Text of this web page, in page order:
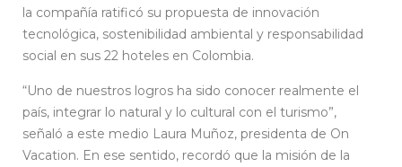
la compañía ratificó su propuesta de innovación
tecnológica, sostenibilidad ambiental y responsabilidad
social en sus 22 hoteles en Colombia.
“Uno de nuestros logros ha sido conocer realmente el
país, integrar lo natural y lo cultural con el turismo”,
señaló a este medio Laura Muñoz, presidenta de On
Vacation. En ese sentido, recordó que la misión de la